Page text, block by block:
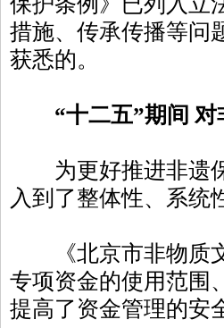
措施、传承传播等问
获悉的。
“十二五”期间
为更好推进非遗保
入到了整体性、系统
《北京市非物质文
专项资金的使用范围
提高了资金管理的安